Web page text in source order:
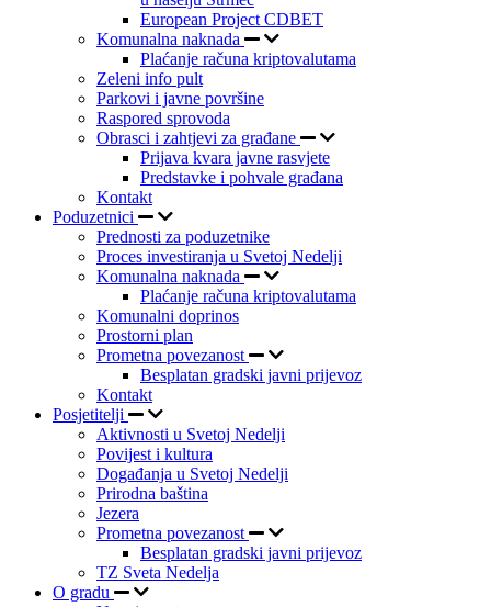
European Project CDBET
Komunalna naknada
Plaćanje računa kriptovalutama
Zeleni info pult
Parkovi i javne površine
Raspored sprovoda
Obrasci i zahtjevi za građane
Prijava kvara javne rasvjete
Predstavke i pohvale građana
Kontakt
Poduzetnici
Prednosti za poduzetnike
Proces investiranja u Svetoj Nedelji
Komunalna naknada
Plaćanje računa kriptovalutama
Komunalni doprinos
Prostorni plan
Prometna povezanost
Besplatan gradski javni prijevoz
Kontakt
Posjetitelji
Aktivnosti u Svetoj Nedelji
Povijest i kultura
Događanja u Svetoj Nedelji
Prirodna baština
Jezera
Prometna povezanost
Besplatan gradski javni prijevoz
TZ Sveta Nedelja
O gradu